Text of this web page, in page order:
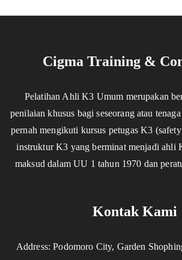
Cigma Training &
Pelatihan Ahli K3 Umum merupakan
penilaian khusus bagi seseorang atau
pernah mengikuti kursus petugas K3
instruktur K3 yang berminat menjadi ahli
maksud dalam UU 1 tahun 1970 dan
Kontak Kami
Address: Podomoro City, Garden